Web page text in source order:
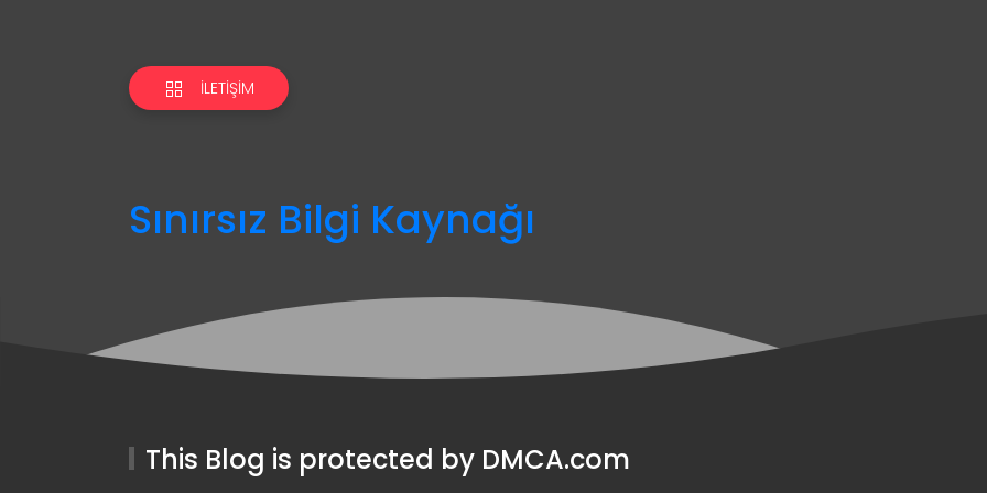
İLETIŞIM
Sınırsız Bilgi Kaynağı
This Blog is protected by DMCA.com